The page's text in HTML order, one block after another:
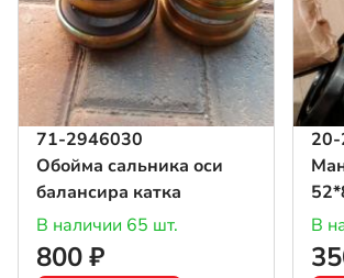
71-2946030
Обойма сальника оси
балансира катка
В наличии 65 шт.
800 ₽
В